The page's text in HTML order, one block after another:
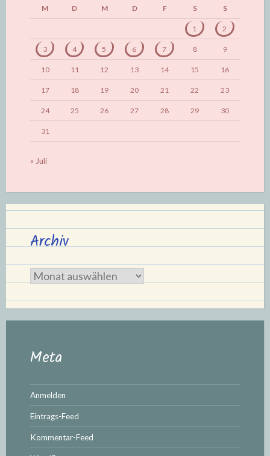
M D M D F S S
1 2
3 4 5 6 7 8 9
10 11 12 13 14 15 16
17 18 19 20 21 22 23
24 25 26 27 28 29 30
31
« Juli
Archiv
Archiv
Meta
Anmelden
Eintrags-Feed
Kommentar-Feed